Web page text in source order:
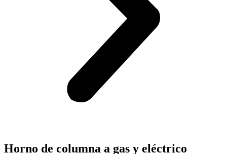
Horno de columna a gas y eléctrico